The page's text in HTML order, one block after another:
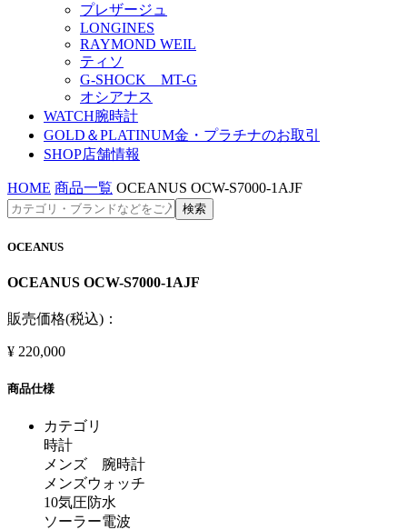
プレザージュ
LONGINES
RAYMOND WEIL
ティソ
G-SHOCK MT-G
オシアナス
WATCH腕時計
GOLD＆PLATINUM金・プラチナのお取引
SHOP店舗情報
HOME 商品一覧 OCEANUS OCW-S7000-1AJF
OCEANUS
OCEANUS OCW-S7000-1AJF
販売価格(税込)：
¥ 220,000
商品仕様
カテゴリ
時計
メンズ 腕時計
メンズウォッチ
10気圧防水
ソーラー電波